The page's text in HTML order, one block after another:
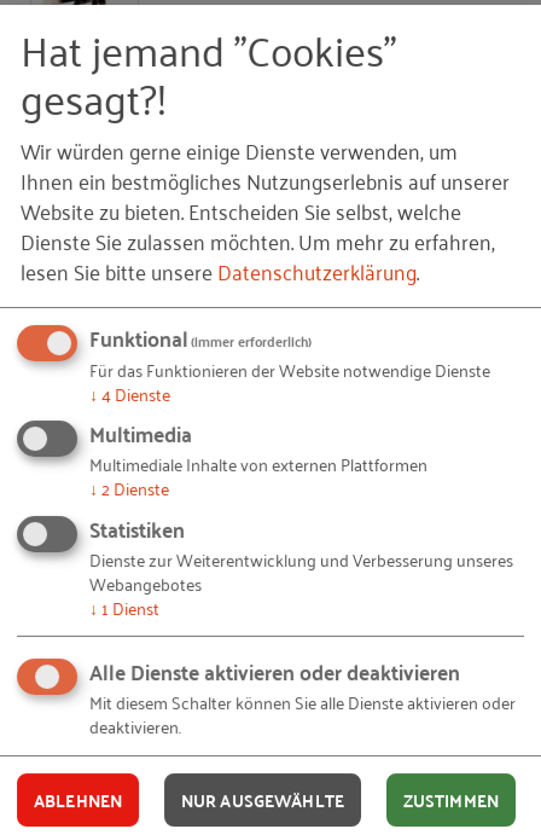
Strategische Personalplanung für kleine
und mittlere Unternehmen
Auf Lager.
Stück (Einzelbestellung)
Ihre Daten
ANREDE
VORNAME
NACHNAME
FIRMA (OPTIONAL)
Hat jemand "Cookies"
gesagt?!
Wir würden gerne einige Dienste verwenden, um
Ihnen ein bestmögliches Nutzungserlebnis auf unserer
Website zu bieten. Entscheiden Sie selbst, welche
Dienste Sie zulassen möchten.Um mehr zu erfahren,
lesen Sie bitte unsereDatenschutzerklärung.
Funktional(immer erforderlich)
Für das Funktionieren der Website notwendige Dienste
↓ 4Dienste
Multimedia
Multimediale Inhalte von externen Plattformen
↓ 2Dienste
Statistiken
Dienste zur Weiterentwicklung und Verbesserung unseres
Webangebotes
↓ 1 Dienst
Alle Dienste aktivieren oder deaktivieren
Mit diesem Schalter können Sie alle Dienste aktivieren oder
deaktivieren.
ABLEHNEN NUR AUSGEWÄHLTE ZUSTIMMEN